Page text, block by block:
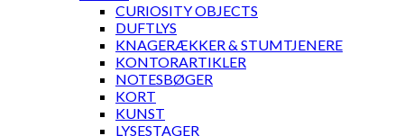
CURIOSITY OBJECTS
DUFTLYS
KNAGERÆKKER & STUMTJENERE
KONTORARTIKLER
NOTESBØGER
KORT
KUNST
LYSESTAGER